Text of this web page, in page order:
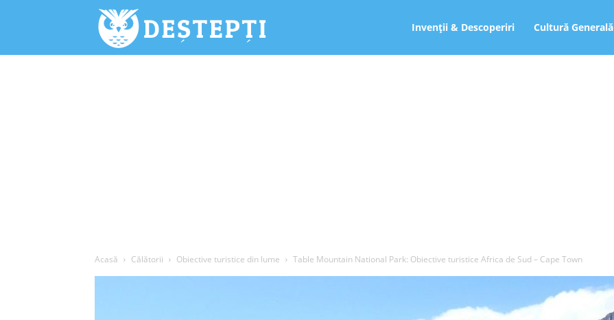
Deștepți.ro Invenții & Descoperiri Cultură Generală
Acasă Călătorii Obiective turistice din lume Table Mountain National Park: Obiective turistice Africa de Sud – Cape Town